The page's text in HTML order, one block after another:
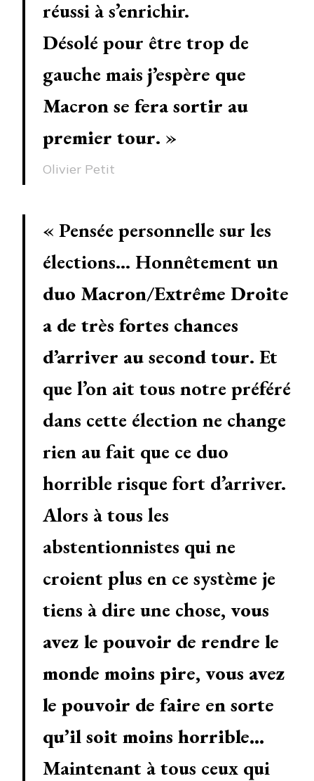
réussi à s’enrichir.
Désolé pour être trop de
gauche maisj’espère que
Macron se fera sortir au
premier tour. »
Olivier Petit
« Pensée personnelle sur les
élections… Honnêtement un
duo Macron/Extrême Droite
a de très fortes chances
d’arriver au second tour. Et
que l’on ait tous notre préféré
dans cette élection ne change
rien au fait que ce duo
horrible risque fort d’arriver.
Alors à tous les
abstentionnistes qui ne
croient plus en ce système je
tiens à dire une chose, vous
avez le pouvoir de rendre le
monde moins pire, vous avez
le pouvoir de faire en sorte
qu’il soit moins horrible…
Maintenant à tous ceux qui